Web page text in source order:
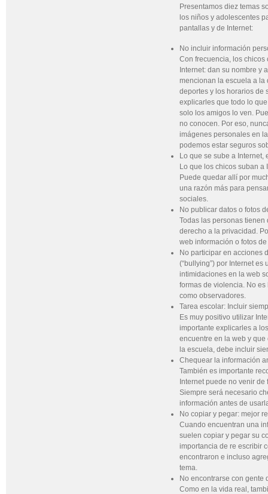
Presentamos diez temas
los niños y adolescentes
pantallas y de Internet:
No incluir información
Con frecuencia, los
Internet: dan su nombre y
mencionan la escuela a la
deportes y los horarios de
explicarles que todo lo
solo los amigos lo ven.
no conocen. Por eso,
imágenes personales en
podemos estar seguros
Lo que se sube a Internet,
Lo que los chicos suban a
Puede quedar allí por
una razón más para
sociales.
No publicar datos o fotos
Todas las personas
derecho a la privacidad.
web información o fotos
No participar en acciones
(“bullying”) por Internet
intimidaciones en la web
formas de violencia. No
como observadores.
Tarea escolar: Incluir
Es muy positivo utilizar
importante explicarles a
encuentre en la web y
la escuela, debe incluir
Chequear la información
También es importante
Internet puede no venir
Siempre será necesario
información antes de
No copiar y pegar: mejor
Cuando encuentran una
suelen copiar y pegar su
importancia de re escribir
encontraron e incluso
tema.
No encontrarse con gente
Como en la vida real,